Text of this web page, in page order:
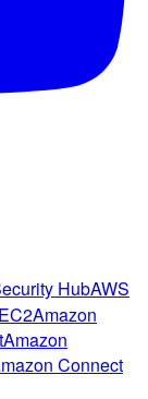
HubAWS
Amazon
Amazon
Connect